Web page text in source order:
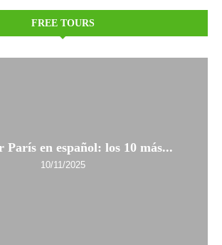
FREE TOURS
París en español: los 10 más...
10/11/2025